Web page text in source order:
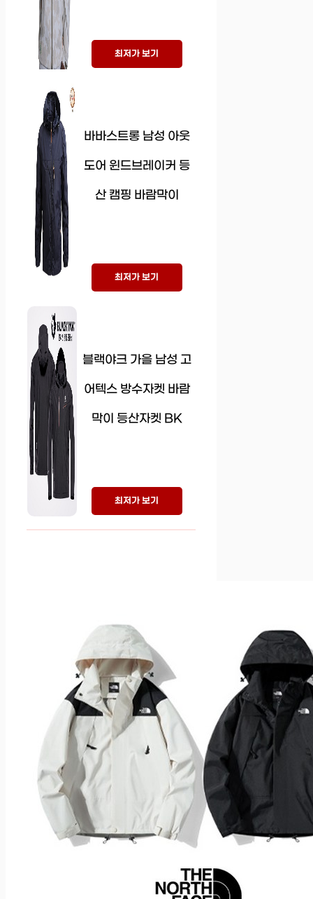
최저가 보기
바바스트롱 남성 아웃
도어 윈드브레이커 등
산 캠핑 바람막이
최저가 보기
블랙야크 가을 남성 고
어텍스 방수자켓 바람
막이 등산자켓 BK
최저가 보기